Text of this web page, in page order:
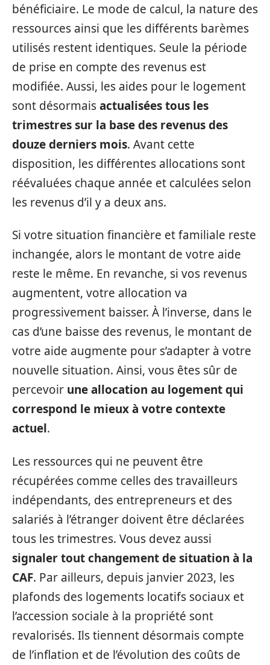
bénéficiaire. Le mode de calcul, la nature des
ressources ainsi que les différents barèmes
utilisés restent identiques. Seule la période
de prise en compte des revenus est
modifiée. Aussi, les aides pour le logement
sont désormaisactualisées tous les
trimestres sur la base des revenus des
douze derniers mois. Avant cette
disposition, les différentes allocations sont
réévaluées chaque année et calculées selon
les revenus d’il y a deux ans.
Si votre situation financière et familiale reste
inchangée, alors le montant de votre aide
reste le même. En revanche, si vos revenus
augmentent, votre allocation va
progressivement baisser. À l’inverse, dans le
cas d’une baisse des revenus, le montant de
votre aide augmente pour s’adapter à votre
nouvelle situation. Ainsi, vous êtes sûr de
percevoir une allocation au logement qui
correspond le mieux à votre contexte
actuel.
Les ressources qui ne peuvent être
récupérées comme celles des travailleurs
indépendants, des entrepreneurs et des
salariés à l’étranger doivent être déclarées
tous les trimestres. Vous devez aussi
signaler tout changement de situation à la
CAF. Par ailleurs, depuis janvier 2023, les
plafonds des logements locatifs sociaux et
l’accession sociale à la propriété sont
revalorisés. Ils tiennent désormais compte
de l’inflation et de l’évolution des coûts de